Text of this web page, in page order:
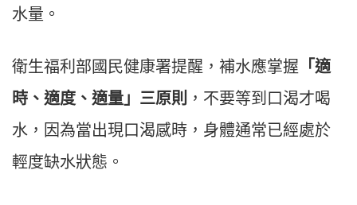
水量。
衛生福利部國民健康署提醒，補水應掌握 「適
時、適度、適量」三原則 ，不要等到口渴才喝
水，因為當出現口渴感時，身體通常已經處於
輕度缺水狀態。